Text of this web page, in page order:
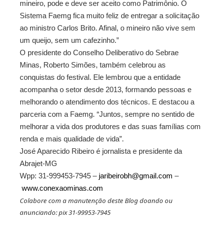
mineiro, pode e deve ser aceito como Patrimônio. O
Sistema Faemg fica muito feliz de entregar a solicitação
ao ministro Carlos Brito. Afinal, o mineiro não vive sem
um queijo, sem um cafezinho.”
O presidente do Conselho Deliberativo do Sebrae
Minas, Roberto Simões, também celebrou as
conquistas do festival. Ele lembrou que a entidade
acompanha o setor desde 2013, formando pessoas e
melhorando o atendimento dos técnicos. E destacou a
parceria com a Faemg. “Juntos, sempre no sentido de
melhorar a vida dos produtores e das suas famílias com
renda e mais qualidade de vida”.
José Aparecido Ribeiro é jornalista e presidente da
Abrajet-MG
Wpp: 31-999453-7945 – jaribeirobh@gmail.com –
www.conexaominas.com
Colabore com a manutenção deste Blog doando ou
anunciando: pix 31-99953-7945